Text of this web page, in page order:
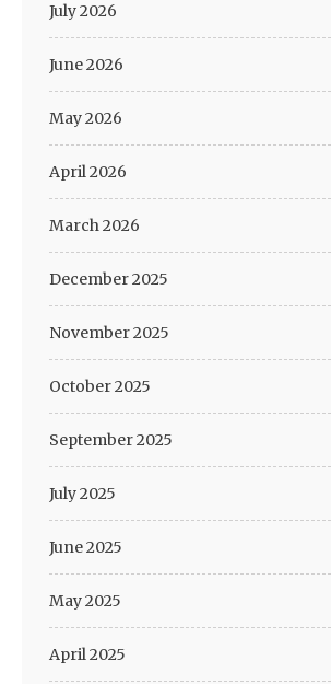
July 2026
June 2026
May 2026
April 2026
March 2026
December 2025
November 2025
October 2025
September 2025
July 2025
June 2025
May 2025
April 2025